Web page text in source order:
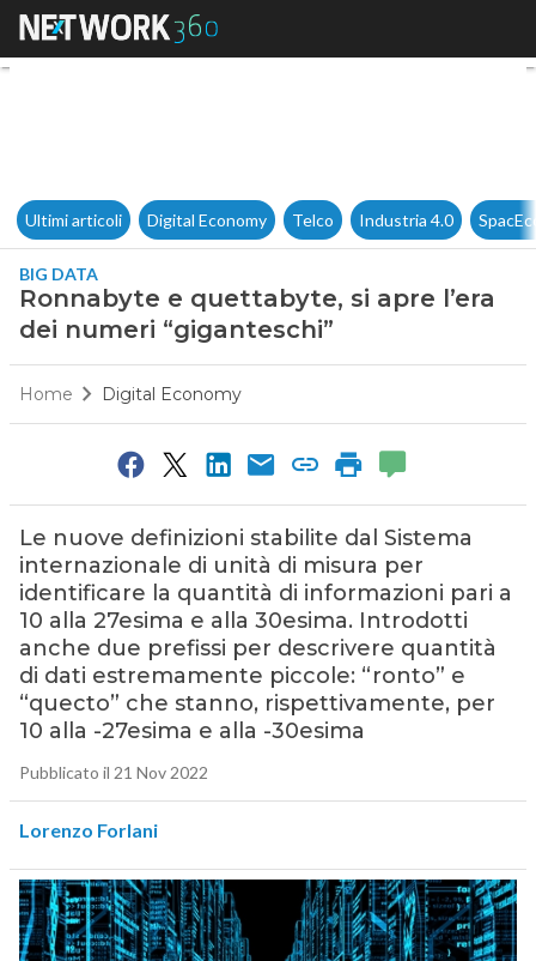
Ronnabyte e quettabyte, si
Ultimi articoli Digital Economy Telco Industria 4.0
BIG DATA
Ronnabyte e quettabyte, si apre l’era
dei numeri “giganteschi”
Home Digital Economy
Le nuove definizioni stabilite dal Sistema
internazionale di unità di misura per
identificare la quantità di informazioni pari a
10 alla 27esima e alla 30esima. Introdotti
anche due prefissi per descrivere quantità
di dati estremamente piccole: “ronto” e
“quecto” che stanno, rispettivamente, per
10 alla -27esima e alla -30esima
Pubblicato il 21 Nov 2022
Lorenzo Forlani